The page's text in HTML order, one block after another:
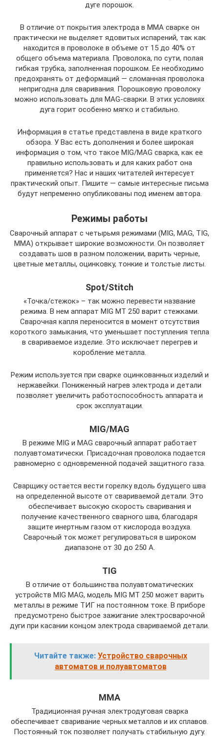
дуге порошок.
В отличие от покрытия электрода в ММА сварке он
практически не выделяет ядовитых испарений, так как
находится в проволоке в объеме от 15 до 40% от
общего объема материала. Проволока, по сути, полая
гибкая трубка, заполненная порошком. Ее необходимо
предохранять от деформаций — сломанная проволока
непригодна для сваривания. Порошковую проволоку
можно использовать для MAG-сварки. В этих условиях
дуга горит особенно мягко и стабильно.
Информация в статье представлена в виде краткого
обзора. У Вас есть дополнения и более широкая
информация о том, что такое MIG/MAG сварка, как ее
правильно использовать и для каких работ она
применяется? Нас и наших читателей интересует
практический опыт. Пишите — самые интересные письма
будут непременно опубликованы под именем автора.
Режимы работы
Сварочный аппарат с четырьмя режимами (MIG, MAG, TIG,
MMA) открывает широкие возможности. Он позволяет
создавать шов в разном положении, варить черные,
цветные металлы, оцинковку, тонкие и толстые листы.
Spot/Stitch
«Точка/стежок» – так можно перевести название
режима. В нем аппарат MIG MT 250 варит стежками.
Сварочная капля переносится в момент отсутствия
короткого замыкания, что уменьшает поступления тепла
в свариваемое изделие. Это исключает перегрев и
коробление металла.
Режим используется при сварке оцинкованных изделий и
нержавейки. Пониженный нагрев электрода и детали
позволяет увеличить работоспособность аппарата и
срок эксплуатации.
MIG/MAG
В режиме MIG и MAG сварочный аппарат работает
полуавтоматически. Присадочная проволока подается
равномерно с одновременной подачей защитного газа.
Сварщику остается вести горелку вдоль будущего шва
на определенной высоте от свариваемой детали. Это
обеспечивает высокую скорость сваривания и
получение качественного сварного шва, благодаря
защите инертным газом от кислорода воздуха.
Сварочный ток может регулироваться в широком
диапазоне от 30 до 250 А.
TIG
В отличие от большинства полуавтоматических
устройств MIG MAG, модель MIG MT 250 может варить
металлы в режиме ТИГ на постоянном токе. В приборе
предусмотрено быстрое зажигание электросварочной
дуги при касании концом электрода свариваемой детали.
Читайте также: Устройство сварочных
автоматов и полуавтоматов
ММА
Традиционная ручная электродуговая сварка
обеспечивает сваривание черных металлов и их сплавов.
Постоянный ток позволяет получать стабильную дугу.